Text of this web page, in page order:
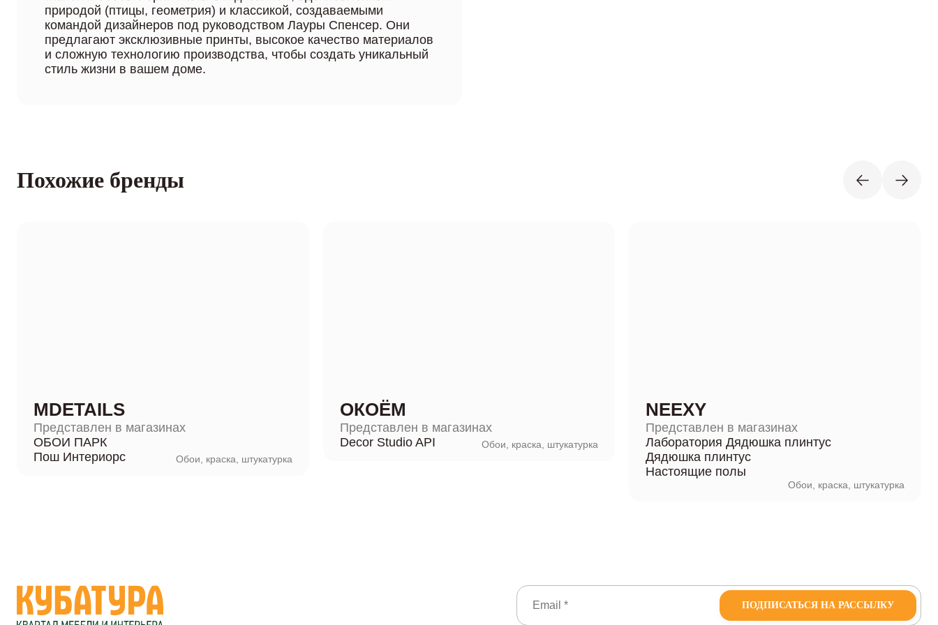
природой (птицы, геометрия) и классикой, создаваемыми
командой дизайнеров под руководством Лауры Спенсер. Они
предлагают эксклюзивные принты, высокое качество материалов
и сложную технологию производства, чтобы создать уникальный
стиль жизни в вашем доме.
Похожие бренды
MDETAILS
Представлен в магазинах
ОБОИ ПАРК
Пош Интериорс
Обои, краска, штукатурка
ОКОЁМ
Представлен в магазинах
Decor Studio API
Обои, краска, штукатурка
NEEXY
Представлен в магазинах
Лаборатория Дядюшка плинтус
Дядюшка плинтус
Настоящие полы
Обои, краска, штукатурка
ПОДПИСАТЬСЯ НА РАССЫЛКУ